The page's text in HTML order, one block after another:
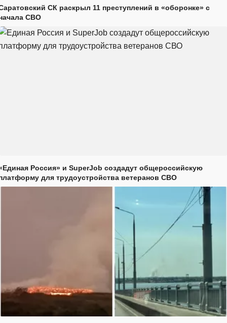
СК раскрыл 11 преступлений в «оборонке» с
СВО
Россия» и SuperJob создадут общероссийскую
для трудоустройства ветеранов СВО